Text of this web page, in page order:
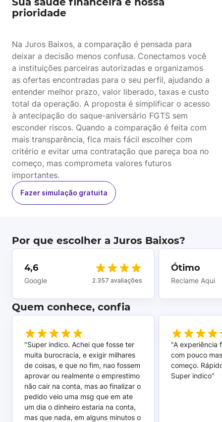
prioridade
Na Juros Baixos, a comparação é pensada para
deixar a decisão menos confusa. Conectamos você
a instituições parceiras autorizadas e organizamos
as ofertas encontradas para o seu perfil, ajudando a
entender melhor prazo, valor liberado, taxas e custo
total da operação. A proposta é simplificar o acesso
à antecipação do saque-aniversário FGTS sem
esconder riscos. Quando a comparação é feita com
mais transparência, fica mais fácil escolher com
critério e evitar uma contratação que pareça boa no
começo, mas comprometa valores futuros
importantes.
Fazer simulação gratuita
Por que escolher a Juros Baixos?
4,6
Google 2.357 avaliações
Ótimo
Reclame Aqui
Quem conhece, confia
"Super indico. Achei que fosse ter
muita burocracia, e exigir milhares
de coisas, e que no fim, nao fossem
aprovar ou realmente o emprestimo
não cair na conta, mas ao finalizar o
pedido veio uma msg que em ate
um dia o dinheiro estaria na conta,
mas que nada, em alguns minutos o
"A experiência
com pouco
começo.
Super indico"